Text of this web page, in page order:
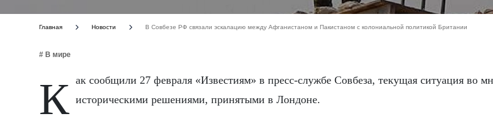
Главная Новости В Совбезе РФ связали эскалацию между Афганистаном и Пакистаном с колониальной политикой Британии
# В мире
Как сообщили 27 февраля «Известиям» в пресс-службе Совбеза, текущая ситуация во многом обусловлена историческими решениями, принятыми в Лондоне.